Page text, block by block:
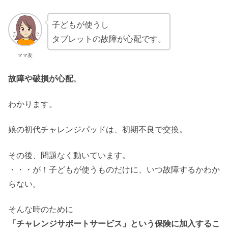
ママ友
子どもが使うし
タブレットの故障が心配です。
故障や破損が心配。
わかります。
娘の初代チャレンジパッドは、初期不良で交換。
その後、問題なく動いています。
・・・が！子どもが使うものだけに、いつ故障するかわか
らない。
そんな時のために
「チャレンジサポートサービス」という保険に加入するこ